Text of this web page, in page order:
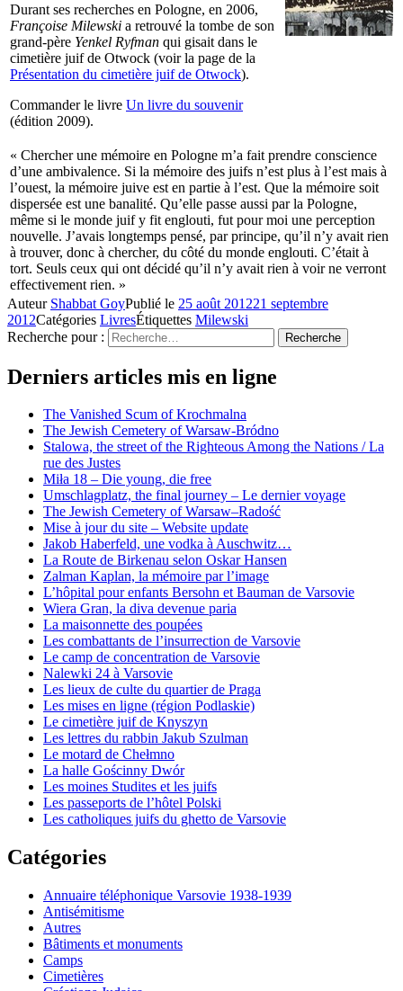
Durant ses recherches en Pologne, en 2006,
Françoise Milewski a retrouvé la tombe de son
grand-père Yenkel Ryfman qui gisait dans le
cimetière juif de Otwock (voir la page de la
Présentation du cimetière juif de Otwock).
Commander le livre Un livre du souvenir
(édition 2009).
« Chercher une mémoire en Pologne m’a fait prendre conscience
d’une ambivalence. Si la mémoire des juifs n’est plus à l’est mais à
l’ouest, la mémoire juive est en partie à l’est. Que la mémoire soit
dispersée est une banalité. Qu’elle passe aussi par la Pologne,
même si le monde juif y fit englouti, fut pour moi une perception
nouvelle. J’avais longtemps pensé, par principe, qu’il n’y avait rien
à trouver, donc à chercher, du côté du monde englouti. C’était à
tort. Seuls ceux qui ont décidé qu’il n’y avait rien à voir ne verront
effectivement rien. »
Auteur Shabbat GoyPublié le 25 août 201221 septembre
2012Catégories LivresÉtiquettes Milewski
Recherche pour :
Recherche
Derniers articles mis en ligne
The Vanished Scum of Krochmalna
The Jewish Cemetery of Warsaw-Bródno
Stalowa, the street of the Righteous Among the Nations / La
rue des Justes
Miła 18 – Die young, die free
Umschlagplatz, the final journey – Le dernier voyage
The Jewish Cemetery of Warsaw–Radość
Mise à jour du site – Website update
Jakob Haberfeld, une vodka à Auschwitz…
La Route de Birkenau selon Oskar Hansen
Zalman Kaplan, la mémoire par l’image
L’hôpital pour enfants Bersohn et Bauman de Varsovie
Wiera Gran, la diva devenue paria
La maisonnette des poupées
Les combattants de l’insurrection de Varsovie
Le camp de concentration de Varsovie
Nalewki 24 à Varsovie
Les lieux de culte du quartier de Praga
Les mises en ligne (région Podlaskie)
Le cimetière juif de Knyszyn
Les lettres du rabbin Jakub Szulman
Le motard de Chełmno
La halle Gościnny Dwór
Les moines Studites et les juifs
Les passeports de l’hôtel Polski
Les catholiques juifs du ghetto de Varsovie
Catégories
Annuaire téléphonique Varsovie 1938-1939
Antisémitisme
Autres
Bâtiments et monuments
Camps
Cimetières